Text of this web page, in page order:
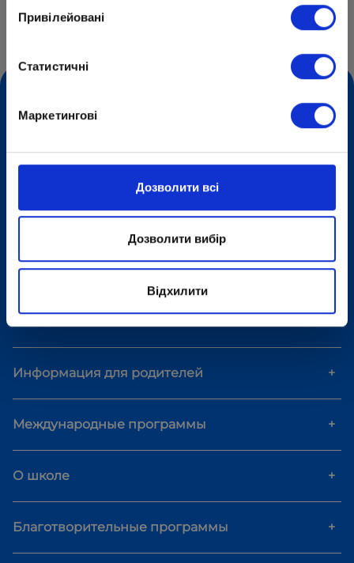
Привілейовані
Статистичні
Маркетингові
Дозволити всі
Дозволити вибір
Відхилити
Центр образования «ОПТИМА»
Онлайн-платформа для преподавания и обучения
Формы обучения +
Дополнительные пакеты +
Мероприятия +
Курсы и досуг +
Информация для родителей +
Международные программы +
О школе +
Благотворительные программы +